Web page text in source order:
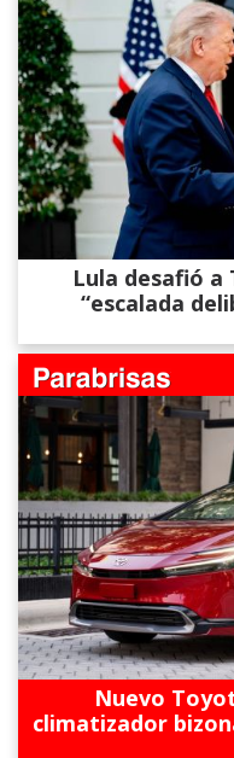
Lula desafió a
“escalada
Nuevo
climatizador